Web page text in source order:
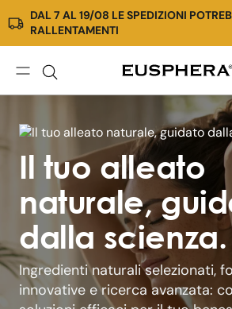
Vai
direttamente
ai
contenuti
DAL 7 AL 19/08 LE SPEDIZIONI
RALLENTAMENTI
E
u
s
p
h
e
Il tuo alleato
naturale,
dalla scienza.
Ingredienti naturali selezionati,
innovative e ricerca avanzata: